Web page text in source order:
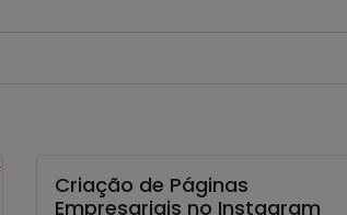
Criação de Páginas
Empresariais no Instagram